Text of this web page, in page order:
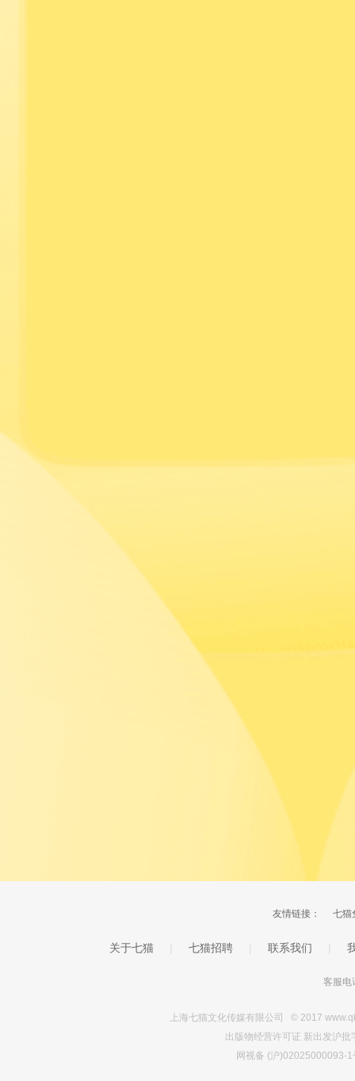
友情链接： 七猫
关于七猫 七猫招聘 联系我们
客服电
上海七猫文化传媒有限公司 © 2017
出版物经营许可证 新出发沪
网视备 (沪)02025000093-